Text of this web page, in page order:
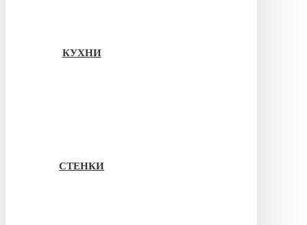
КУХНИ
СТЕНКИ